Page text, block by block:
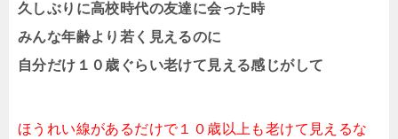
久しぶりに高校時代の友達に会った時
みんな年齢より若く見えるのに
自分だけ１０歳ぐらい老けて見える感じがして
ほうれい線があるだけで１０歳以上も老けて見えるな